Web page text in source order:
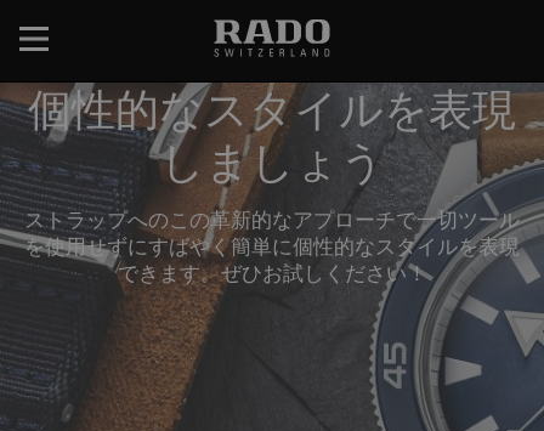
コ
ン
テ
ン
ツ
に
移
個性的なスタイルを表現
しましょう
ストラップへのこの革新的なアプローチで一切ツール
を使用せずにすばやく簡単に個性的なスタイルを表現
できます。ぜひお試しください！